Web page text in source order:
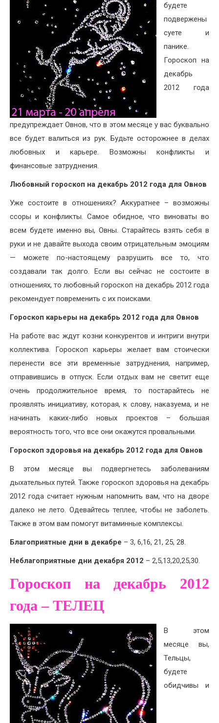
будете
подвержены
суете и
панике.
Гороскоп на
декабрь
2012 года
предупреждает Овнов, что в этом месяце у вас буквально
все будет валиться из рук. Будьте осторожнее в делах
любовных и карьере. Возможны конфликты и
финансовые затруднения.
Любовный гороскоп на декабрь 2012 года для Овнов
Уже состоите в отношениях? Аккуратнее – возможны
ссоры и конфликты. Самое обидное, что виноваты во
всем будете именно вы, Овны. Старайтесь взять себя в
руки и не давайте выхода своим отрицательным эмоциям
— можете по-настоящему разрушить все то, что
создавали так долго. Если вы сейчас не состоите в
отношениях, то любовный гороскоп на декабрь 2012 года
рекомендует повременить с их поисками.
Гороскоп карьеры на декабрь 2012 года для Овнов
На работе вас ждут козни конкурентов и интриги внутри
коллектива. Гороскоп карьеры желает вам стоически
перенести все эти временные затруднения, например,
отправившись в отпуск. Если отдых вам не светит еще
очень продолжительное время, то постарайтесь не
проявлять инициативу, которая, к слову, наказуема, и не
начинать каких-либо новых проектов – большая
вероятность того, что все они окажутся провальными.
Гороскоп здоровья на декабрь 2012 года для Овнов
В этом месяце вы подвергнетесь заболеваниям
дыхательных путей. Также гороскоп здоровья на декабрь
2012 года считает нужным напомнить вам, что на дворе
далеко не лето. Одевайтесь теплее, чтобы не заболеть.
Также в этом вам помогут витаминные комплексы.
Благоприятные дни в декабре – 3, 6,16, 21, 25, 28.
Неблагоприятные дни декабря 2012 – 2,5,13,20,25,30.
Гороскоп на декабрь 2012
года – ТЕЛЕЦ
В этом
месяце вы,
Тельцы,
будете
обидчивы и